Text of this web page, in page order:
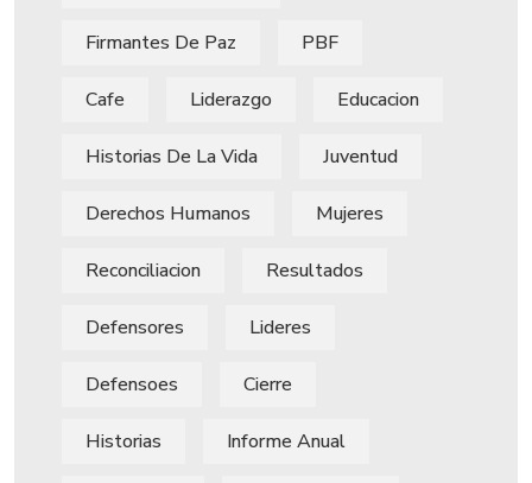
Firmantes De Paz PBF
Cafe Liderazgo Educacion
Historias De La Vida Juventud
Derechos Humanos Mujeres
Reconciliacion Resultados
Defensores Lideres
Defensoes Cierre
Historias Informe Anual